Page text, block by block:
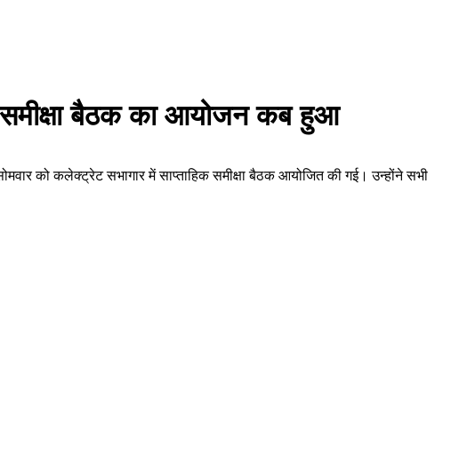
समीक्षा बैठक का आयोजन कब हुआ
को कलेक्ट्रेट सभागार में साप्ताहिक समीक्षा बैठक आयोजित की गई। उन्होंने सभी